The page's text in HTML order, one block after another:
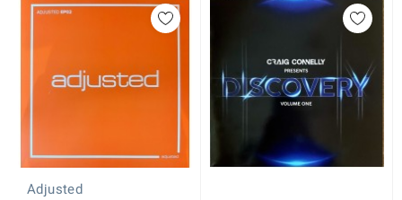
Adjusted